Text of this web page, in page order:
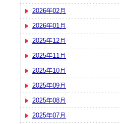
2026年02月
2026年01月
2025年12月
2025年11月
2025年10月
2025年09月
2025年08月
2025年07月